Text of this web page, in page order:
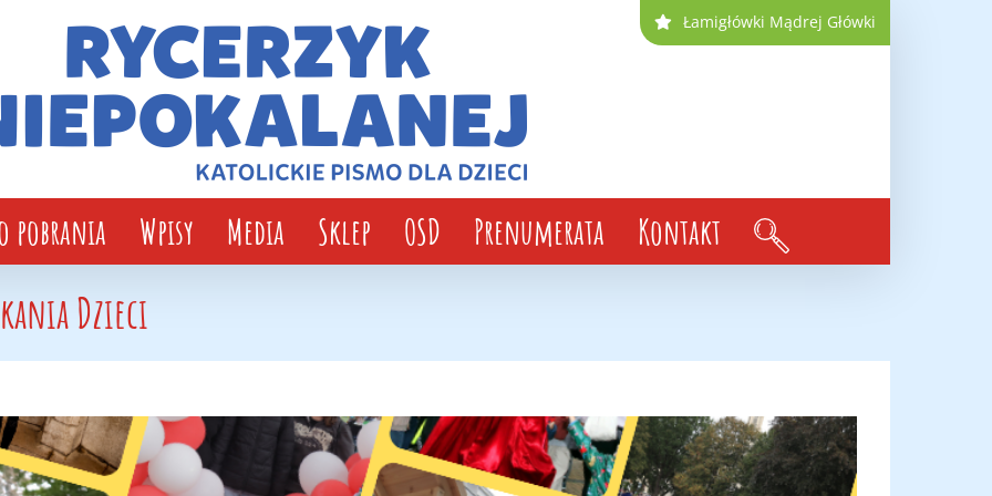
Łamigłówki Mądrej Główki
pobrania Wpisy Media Sklep OSD Prenumerata Kontakt
Dzieci